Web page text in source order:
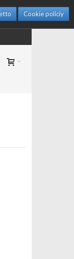
Cookie policiy